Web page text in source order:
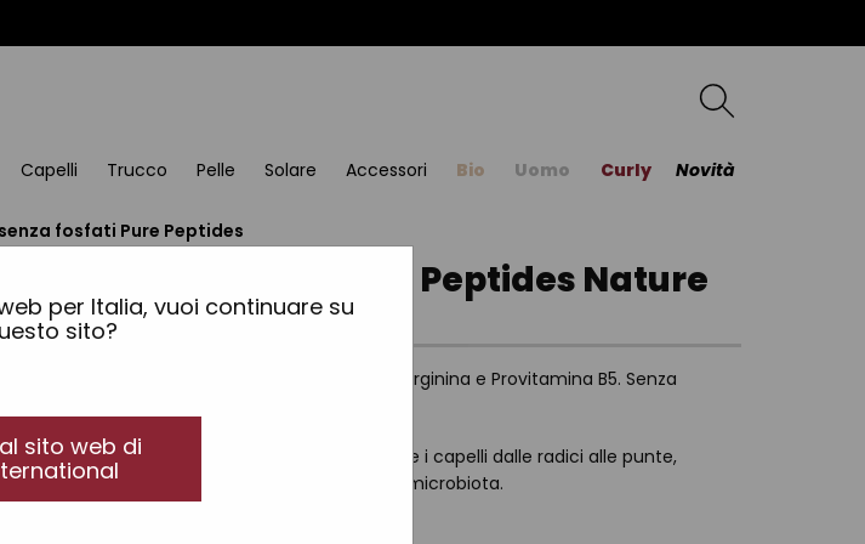
per Italia, vuoi continuare su
sito?
sito web di
Capelli Trucco Pelle Solare Accessori Bio Uomo Curly Novità
fosfati Pure Peptides
senza fosfati Pure Peptides Nature
per la riparazione dei capelli
capelli sottili con polifenoli naturali, olio di Soia, Arginina e Provitamina B5. Senza
fortificante arricchito di integratori per rinforzare i capelli dalle radici alle punte,
il cuoio capelluto e apportando equilibrio al suo microbiota.